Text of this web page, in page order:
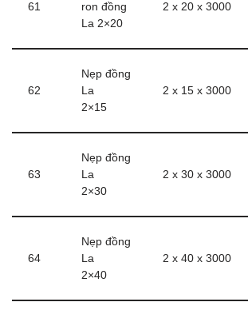
61
ron đồng
La 2×20
2 x 20 x 3000
62
Nẹp đồng
La
2×15
2 x 15 x 3000
63
Nẹp đồng
La
2×30
2 x 30 x 3000
64
Nẹp đồng
La
2×40
2 x 40 x 3000